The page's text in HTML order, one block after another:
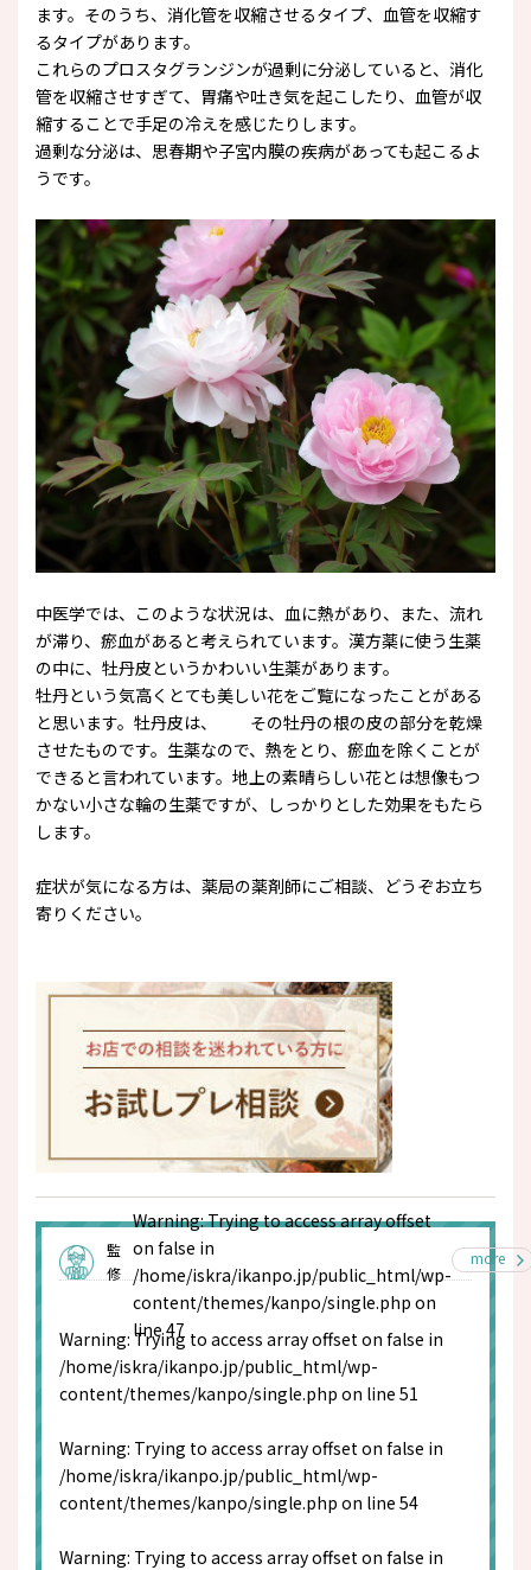
ます。そのうち、消化管を収縮させるタイプ、血管を収縮す
るタイプがあります。
これらのプロスタグランジンが過剰に分泌していると、消化
管を収縮させすぎて、胃痛や吐き気を起こしたり、血管が収
縮することで手足の冷えを感じたりします。
過剰な分泌は、思春期や子宮内膜の疾病があっても起こるよ
うです。
中医学では、このような状況は、血に熱があり、また、流れ
が滞り、瘀血があると考えられています。漢方薬に使う生薬
の中に、牡丹皮というかわいい生薬があります。
牡丹という気高くとても美しい花をご覧になったことがある
と思います。牡丹皮は、 その牡丹の根の皮の部分を乾燥
させたものです。生薬なので、熱をとり、瘀血を除くことが
できると言われています。地上の素晴らしい花とは想像もつ
かない小さな輪の生薬ですが、しっかりとした効果をもたら
します。
症状が気になる方は、薬局の薬剤師にご相談、どうぞお立ち
寄りください。
監
修
Warning: Trying to access array offset
on false in
/home/iskra/ikanpo.jp/public_html/wp-
content/themes/kanpo/single.php on
line47
more
Warning: Trying to access array offset on false in
/home/iskra/ikanpo.jp/public_html/wp-
content/themes/kanpo/single.php on line 51
Warning: Trying to access array offset on false in
/home/iskra/ikanpo.jp/public_html/wp-
content/themes/kanpo/single.php on line 54
Warning: Trying to access array offset on false in